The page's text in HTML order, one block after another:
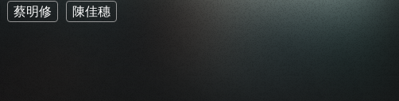
蔡明修 陳佳穗